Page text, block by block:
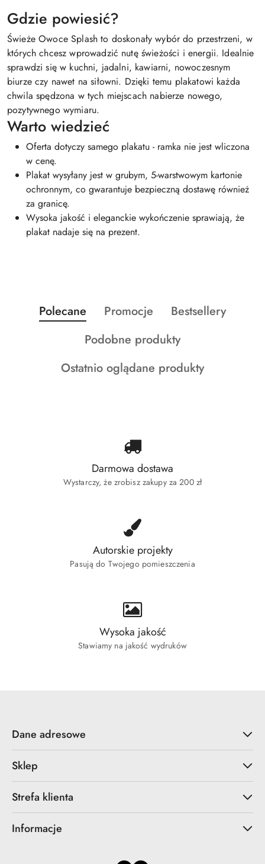
Gdzie powiesić?
Świeże Owoce Splash to doskonały wybór do przestrzeni, w
których chcesz wprowadzić nutę świeżości i energii. Idealnie
sprawdzi się w kuchni, jadalni, kawiarni, nowoczesnym
biurze czy nawet na siłowni. Dzięki temu plakatowi każda
chwila spędzona w tych miejscach nabierze nowego,
pozytywnego wymiaru.
Warto wiedzieć
Oferta dotyczy samego plakatu - ramka nie jest wliczona
w cenę.
Plakat wysyłany jest w grubym, 5-warstwowym kartonie
ochronnym, co gwarantuje bezpieczną dostawę również
za granicę.
Wysoka jakość i eleganckie wykończenie sprawiają, że
plakat nadaje się na prezent.
Pomiń karuzelę produktów
Produkty
o
Polecane
Produkty
statusie:
Promocje
Produkty
statusie:
Bestsellery
Produkty
statusie:
Podobne produkty
Produkty
Ostatnio oglądane produkty
Darmowa dostawa
Wystarczy, że zrobisz zakupy za 200 zł
Autorskie projekty
Pasują do Twojego pomieszczenia
Wysoka jakość
Stawiamy na jakość wydruków
Dane adresowe
Sklep
Strefa klienta
Informacje